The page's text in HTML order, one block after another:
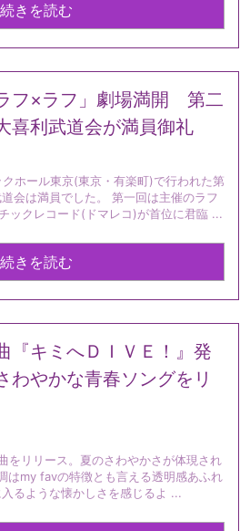
続きを読む
フ×ラフ」劇場満開 第二
喜利武道会が満員御礼
ホール東京(東京・有楽町)で行われた第
会は満員でした。 第一回は主催のラフ
ックレコード(ドマレコ)が首位に君臨 ...
続きを読む
キミへＤＩＶＥ！』発
やかな青春ソングをリ
をリリース。夏のさわやかさが体現され
はmy favの特徴とも言える透明感あふれ
るような懐かしさを感じるよ ...